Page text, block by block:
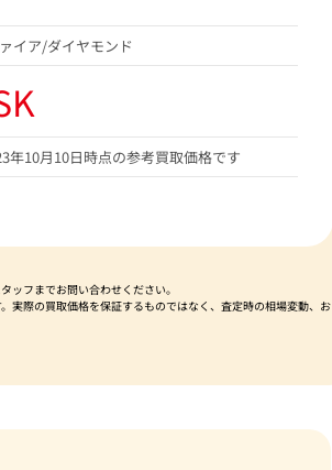
イア/ダイヤモンド
年10月10日時点の参考買取価格です
ッフまでお問い合わせください。
実際の買取価格を保証するものではなく、査定時の相場変動、お